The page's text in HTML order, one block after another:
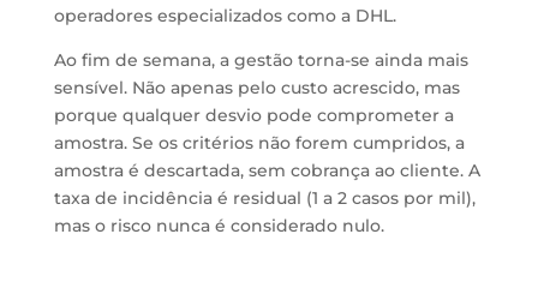
operadores especializados como a DHL.
Ao fim de semana, a gestão torna-se ainda mais
sensível. Não apenas pelo custo acrescido, mas
porque qualquer desvio pode comprometer a
amostra. Se os critérios não forem cumpridos, a
amostra é descartada, sem cobrança ao cliente. A
taxa de incidência é residual (1 a 2 casos por mil),
mas o risco nunca é considerado nulo.